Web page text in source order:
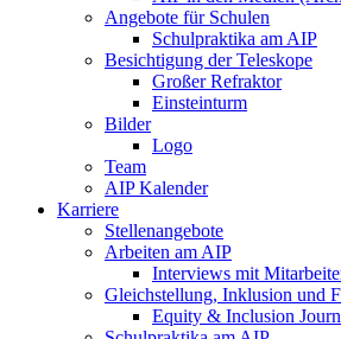
Angebote für Schulen
Schulpraktika am AIP
Besichtigung der Teleskope
Großer Refraktor
Einsteinturm
Bilder
Logo
Team
AIP Kalender
Karriere
Stellenangebote
Arbeiten am AIP
Interviews mit
Gleichstellung, Inklusion und
Equity & Inclusion